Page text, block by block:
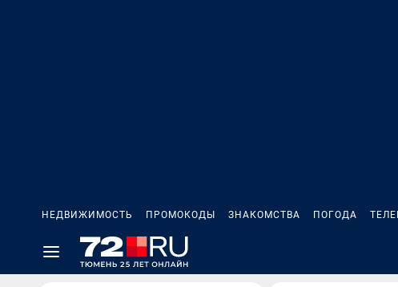
НЕДВИЖИМОСТЬ ПРОМОКОДЫ ЗНАКОМСТВА ПОГОДА